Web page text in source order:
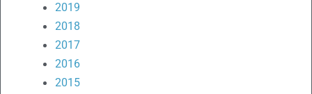
2019
2018
2017
2016
2015